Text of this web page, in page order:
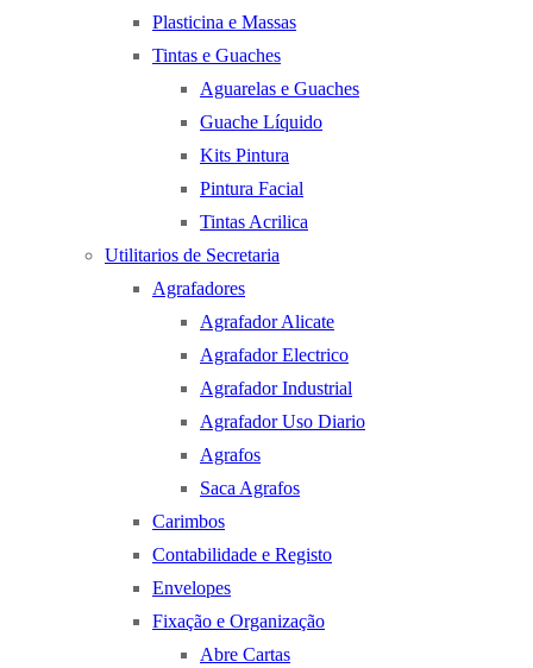
Plasticina e Massas
Tintas e Guaches
Aguarelas e Guaches
Guache Líquido
Kits Pintura
Pintura Facial
Tintas Acrilica
Utilitarios de Secretaria
Agrafadores
Agrafador Alicate
Agrafador Electrico
Agrafador Industrial
Agrafador Uso Diario
Agrafos
Saca Agrafos
Carimbos
Contabilidade e Registo
Envelopes
Fixação e Organização
Abre Cartas